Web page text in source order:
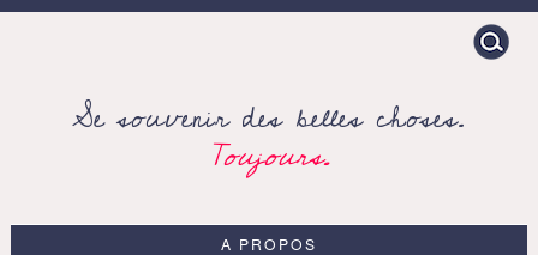
Search
for:
Se souvenir des belles choses.
Toujours.
A PROPOS